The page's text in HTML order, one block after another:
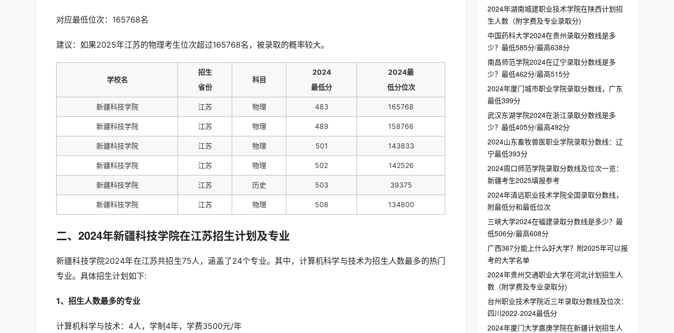
对应最低位次：165768名
建议：如果2025年江苏的物理考生位次超过165768名，被录取的概率较大。
学校名
招生
省份
科目
2024
最低分
2024最
低分位次
新疆科技学院 江苏 物理 483 165768
新疆科技学院 江苏 物理 489 158766
新疆科技学院 江苏 物理 501 143833
新疆科技学院 江苏 物理 502 142526
新疆科技学院 江苏 历史 503 39375
新疆科技学院 江苏 物理 508 134800
二、2024年新疆科技学院在江苏招生计划及专业
新疆科技学院2024年在江苏共招生75人，涵盖了24个专业。其中，计算机科学与技术为招生人数最多的热门
专业。具体招生计划如下:
1、招生人数最多的专业
计算机科学与技术：4人，学制4年，学费3500元/年
2024年湖南城建职业技术学院在陕西计划招
生人数（附学费及专业录取分)
中国药科大学2024在贵州录取分数线是多
少？最低585分/最高638分
南昌师范学院2024在辽宁录取分数线是多
少？最低462分/最高515分
2024年厦门城市职业学院录取分数线，广东
最低399分
武汉东湖学院2024在浙江录取分数线是多
少？最低405分/最高492分
2024山东畜牧兽医职业学院录取分数线：辽
宁最低393分
2024周口师范学院录取分数线及位次一览：
新疆考生2025填报参考
2024年清远职业技术学院全国录取分数线，
附最低分和最低位次
三峡大学2024在福建录取分数线是多少？最
低506分/最高608分
广西367分能上什么好大学？附2025年可以报
考的大学名单
2024年贵州交通职业大学在河北计划招生人
数（附学费及专业录取分)
台州职业技术学院近三年录取分数线及位次：
四川2022-2024最低分
2024年厦门大学嘉庚学院在新疆计划招生人